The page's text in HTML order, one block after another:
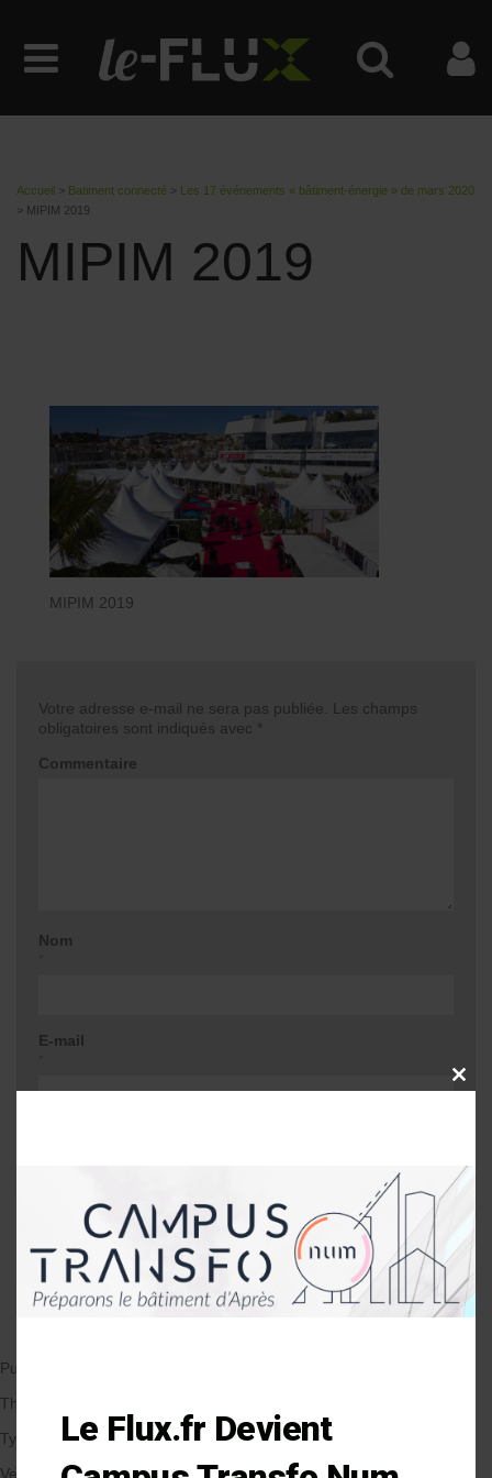
Accueil > Batiment connecté > Les 17 événements « bâtiment-énergie » de mars 2020
> MIPIM 2019
MIPIM 2019
MIPIM 2019
Votre adresse e-mail ne sera pas publiée.
Les champs
obligatoires sont indiqués avec *
Commentaire
Nom
E-mail
Me prévenir lors d'une réponse à mon
commentaire
Publié le 28/02/2020
Thématique
Types de Bâtiment
Veille et solutions
CLOSE
Le Flux.fr Devient